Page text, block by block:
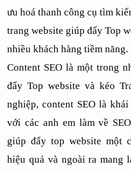
ưu hoá thanh công cụ tìm
trang website giúp đẩy Top
nhiều khách hàng tiềm năng.
Content SEO là một trong
đẩy Top website và kéo
nghiệp, content SEO là
với các anh em làm về
giúp đẩy top website một
hiệu quả và ngoài ra mang